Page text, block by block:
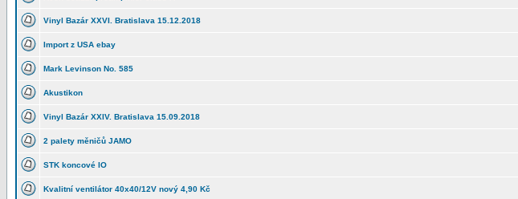
Vinyl Bazár XXVI. Bratislava 15.12.2018
Import z USA ebay
Mark Levinson No. 585
Akustikon
Vinyl Bazár XXIV. Bratislava 15.09.2018
2 palety měničů JAMO
STK koncové IO
Kvalitní ventilátor 40x40/12V nový 4,90 Kč